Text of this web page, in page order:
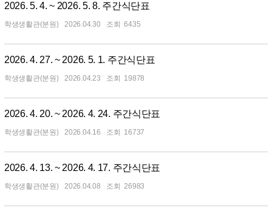
2026. 5. 4. ~ 2026. 5. 8. 주간식단표
학생생활관(분원) 2026.04.30 6435
2026. 4. 27. ~ 2026. 5. 1. 주간식단표
학생생활관(분원) 2026.04.23 19878
2026. 4. 20. ~ 2026. 4. 24. 주간식단표
학생생활관(분원) 2026.04.16 16737
2026. 4. 13. ~ 2026. 4. 17. 주간식단표
학생생활관(분원) 2026.04.08 26983